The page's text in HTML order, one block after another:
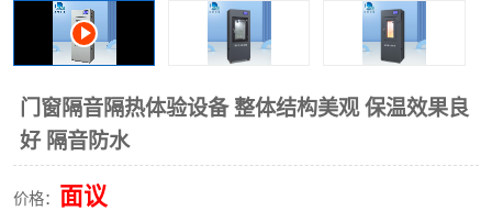
门窗隔音隔热体验设备 整体结构美观 保温效果良
好 隔音防水
价格： 面议